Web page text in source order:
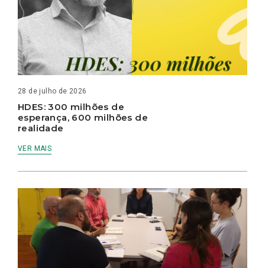
28 de julho de 2026
HDES: 300 milhões de
esperança, 600 milhões de
realidade
VER MAIS